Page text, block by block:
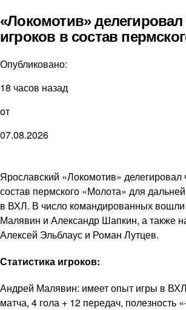
«Локомотив»
игроков в состав
Опубликовано:
18 часов назад
от
07.08.2026
Ярославский «Локомотив» делегировал
состав пермского «Молота» для
в ВХЛ. В число командированных
Малявин и Александр Шапкин, а также
Алексей Эльблаус и Роман Лутцев.
Статистика игроков:
Андрей Малявин: имеет опыт игры в
матча, 4 гола + 12 передач, полезность